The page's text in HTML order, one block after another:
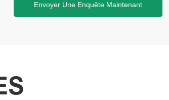
Envoyer Une Enquête Maintenant